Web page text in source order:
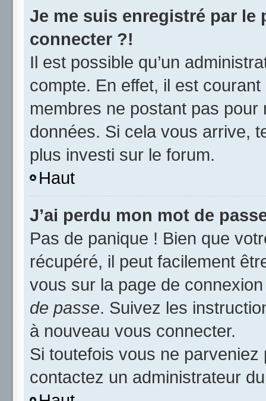
Je me suis enregistré par le
connecter ?!
Il est possible qu’un
compte. En effet, il est
membres ne postant pas
données. Si cela vous arrive,
plus investi sur le forum.
Haut
J’ai perdu mon mot de
Pas de panique ! Bien que
récupéré, il peut facilement
vous sur la page de
de passe. Suivez les
à nouveau vous connecter.
Si toutefois vous ne
contactez un administrateur